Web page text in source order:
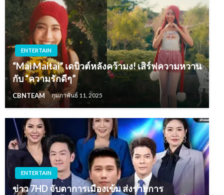
ENTERTAIN
“Mai Maitai” เดบิวต์หลังคว้ามง! เสิร์ฟความหวาน
กับ “ความรักดีๆ”
CBNTEAM กุมภาพันธ์ 11, 2025
ENTERTAIN
ข่าว 7HD จับตาการเมืองเข้ม ส่งรายการ